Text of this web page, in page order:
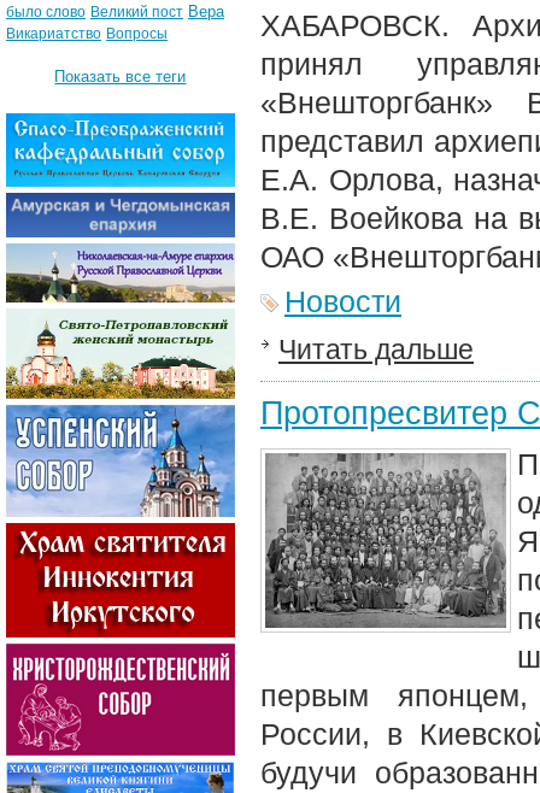
ХАБАРОВСК.
принял
представил
Е.А. Орлова,
В.Е. Воейкова на
ОАО
Новости
Читать дальше
Протопресвитер
первым японцем,
России, в
будучи
было слово Великий пост Вера
Викариатство Вопросы
Показать все теги